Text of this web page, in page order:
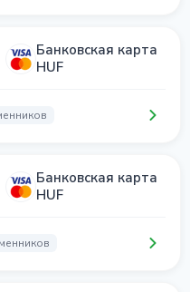
Банковская карта
HUF
Банковская карта
HUF